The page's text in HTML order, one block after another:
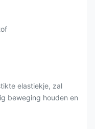
elastiekje, zal
beweging houden en